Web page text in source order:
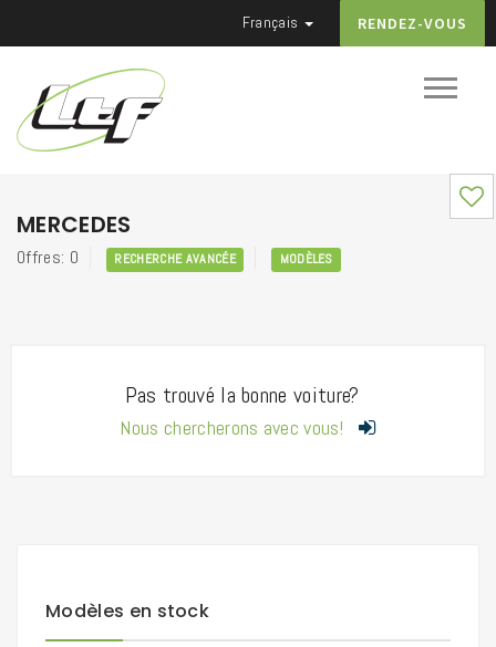
Français RENDEZ-VOUS
MERCEDES
Offres: 0 RECHERCHE AVANCÉE MODÈLES
Pas trouvé la bonne voiture?
Nous chercherons avec vous!
Modèles en stock